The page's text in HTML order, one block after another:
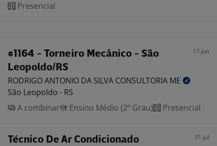
Presencial
#1164 - Torneiro Mecânico - São
Leopoldo/RS
17 jun
RODRIGO ANTONIO DA SILVA CONSULTORIA ME
São Leopoldo - RS
A combinar
Ensino Médio (2º Grau) Presencial
Técnico De Ar Condicionado 31 jul